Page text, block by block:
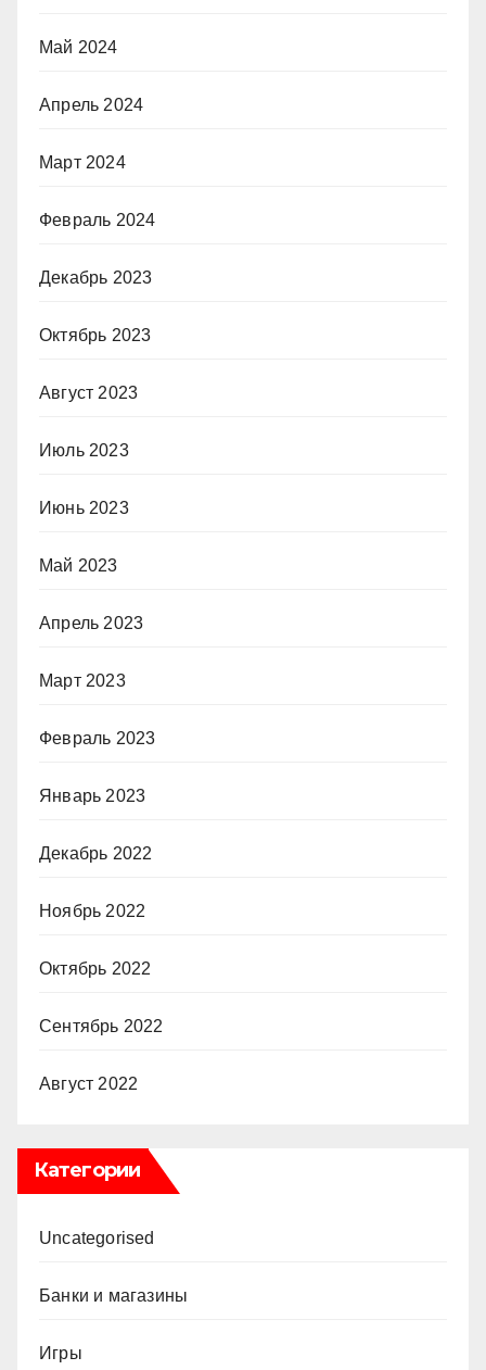
Май 2024
Апрель 2024
Март 2024
Февраль 2024
Декабрь 2023
Октябрь 2023
Август 2023
Июль 2023
Июнь 2023
Май 2023
Апрель 2023
Март 2023
Февраль 2023
Январь 2023
Декабрь 2022
Ноябрь 2022
Октябрь 2022
Сентябрь 2022
Август 2022
Категории
Uncategorised
Банки и магазины
Игры